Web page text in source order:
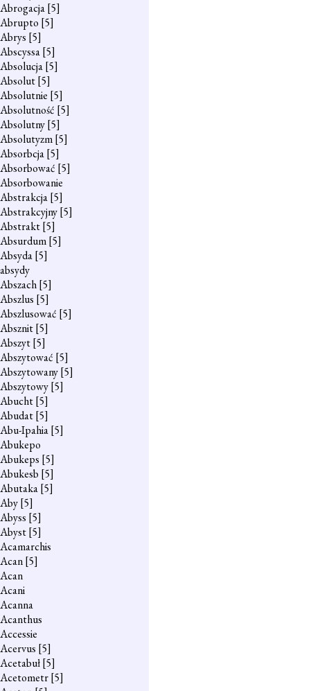
Abrogacja[5]
Abrupto [5]
Abrys [5]
Abscyssa[5]
Absolucja[5]
Absolut[5]
Absolutnie [5]
Absolutność [5]
Absolutny[5]
Absolutyzm[5]
Absorbcja[5]
Absorbować [5]
Absorbowanie
Abstrakcja[5]
Abstrakcyjny[5]
Abstrakt[5]
Absurdum[5]
Absyda[5]
absydy
Abszach[5]
Abszlus [5]
Abszlusować [5]
Absznit[5]
Abszyt[5]
Abszytować [5]
Abszytowany[5]
Abszytowy[5]
Abucht[5]
Abudat[5]
Abu-Ipahia[5]
Abukepo
Abukeps [5]
Abukesb [5]
Abutaka[5]
Aby[5]
Abyss [5]
Abyst[5]
Acamarchis
Acan[5]
Acan
Acani
Acanna
Acanthus
Accessie
Acervus [5]
Acetabuł[5]
Acetometr[5]